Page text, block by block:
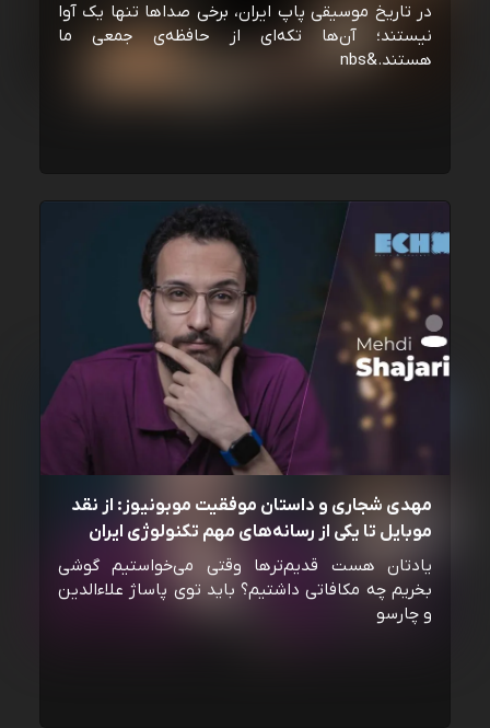
در تاریخ موسیقی پاپ ایران، برخی صداها تنها یک آوا
نیستند؛ آن‌ها تکه‌ای از حافظه‌ی جمعی ما
هستند.&nbs
مهدی شجاری و داستان موفقیت موبونیوز: از نقد
موبایل تا یکی از رسانه‌‌های مهم تکنولوژی ایران
یادتان هست قدیم‌ترها وقتی می‌خواستیم گوشی
بخریم چه مکافاتی داشتیم؟ باید توی پاساژ علاءالدین
و چارسو